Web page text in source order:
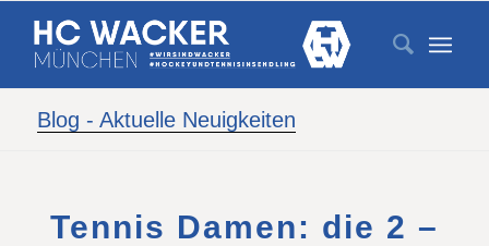
Blog - Aktuelle Neuigkeiten
Tennis Damen: die 2 –